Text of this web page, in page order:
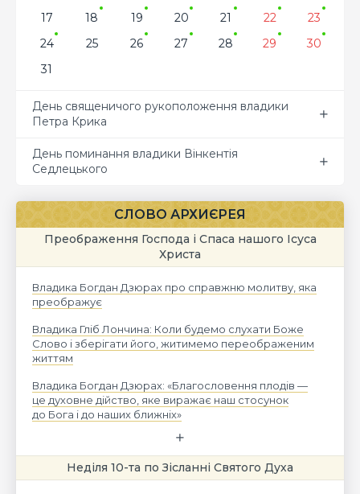
17
18 19 20 21 22
23
24
25 26 27 28 29
30
31
День священичого рукоположення владики
Петра Крика
День поминання владики Вінкентія
Седлецького
СЛОВО АРХИЄРЕЯ
Преображення Господа і Спаса нашого Ісуса
Христа
Владика Богдан Дзюрах про справжню молитву, яка
преображує
Владика Гліб Лончина: Коли будемо слухати Боже
Слово і зберігати його, житимемо переображеним
життям
Владика Богдан Дзюрах: «Благословення плодів —
це духовне дійство, яке виражає наш стосунок
до Бога і до наших ближніх»
Неділя 10-та по Зісланні Святого Духа